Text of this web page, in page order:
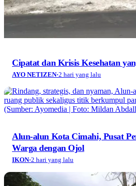
Cipatat dan Krisis Kesehatan
AYO NETIZEN·2 hari yang lalu
Alun-alun Kota Cimahi, Pusat
Warga dengan Ojol
IKON·2 hari yang lalu